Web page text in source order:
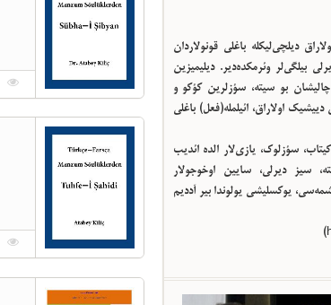
دیلچی‌لیکله باغلی قونولاردان
بیلگی‌لر وئرمکده‌دیر. دیلیمیزین
بو سیته، سؤزلرین کؤکو و
اولا‌راق، ائیلمله(فعل) باغلی
سؤزلوک، یازی‌لار الده ائدیب
سیز دیرلی، سایین اوخوجولار
یوکسلیشی یولوندا بیر آددیم
)